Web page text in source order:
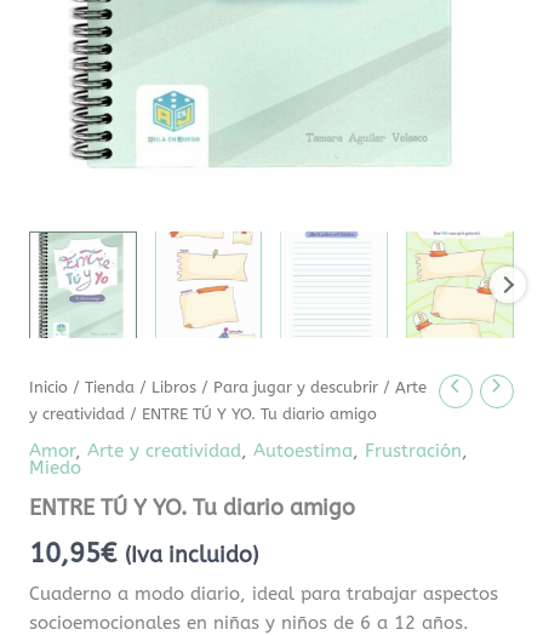
Inicio /Tienda / Libros / Para jugar y descubrir /Arte
y creatividad / ENTRE TÚ Y YO. Tu diario amigo
Amor,Arte y creatividad,Autoestima, Frustración,
Miedo
ENTRE TÚ Y YO. Tu diario amigo
10,95€ (Iva incluido)
Cuaderno a modo diario, ideal para trabajar aspectos
socioemocionales en niñas y niños de 6 a 12 años.